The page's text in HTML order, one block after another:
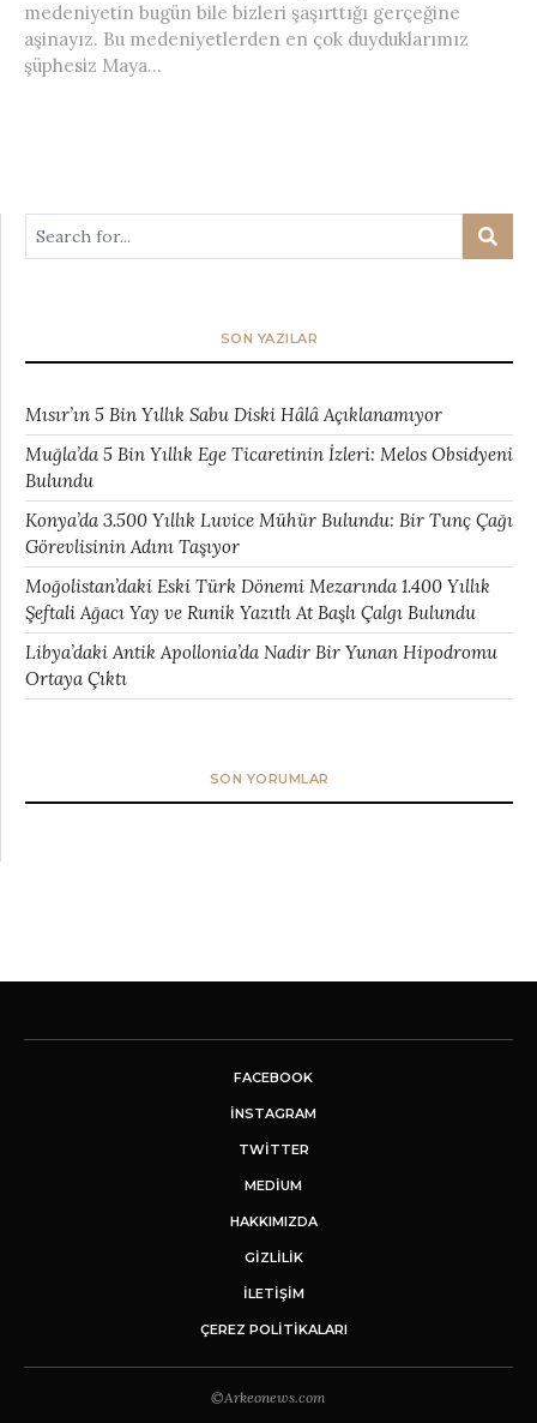
medeniyetin bugün bile bizleri şaşırttığı gerçeğine
aşinayız. Bu medeniyetlerden en çok duyduklarımız
şüphesiz Maya...
SON YAZILAR
Mısır’ın 5 Bin Yıllık Sabu Diski Hâlâ Açıklanamıyor
Muğla’da 5 Bin Yıllık Ege Ticaretinin İzleri: Melos Obsidyeni
Bulundu
Konya’da 3.500 Yıllık Luvice Mühür Bulundu: Bir Tunç Çağı
Görevlisinin Adını Taşıyor
Moğolistan’daki Eski Türk Dönemi Mezarında 1.400 Yıllık
Şeftali Ağacı Yay ve Runik Yazıtlı At Başlı Çalgı Bulundu
Libya’daki Antik Apollonia’da Nadir Bir Yunan Hipodromu
Ortaya Çıktı
SON YORUMLAR
FACEBOOK
INSTAGRAM
TWITTER
MEDIUM
HAKKIMIZDA
GİZLİLİK
İLETIŞIM
ÇEREZ POLITIKALARI
©Arkeonews.com